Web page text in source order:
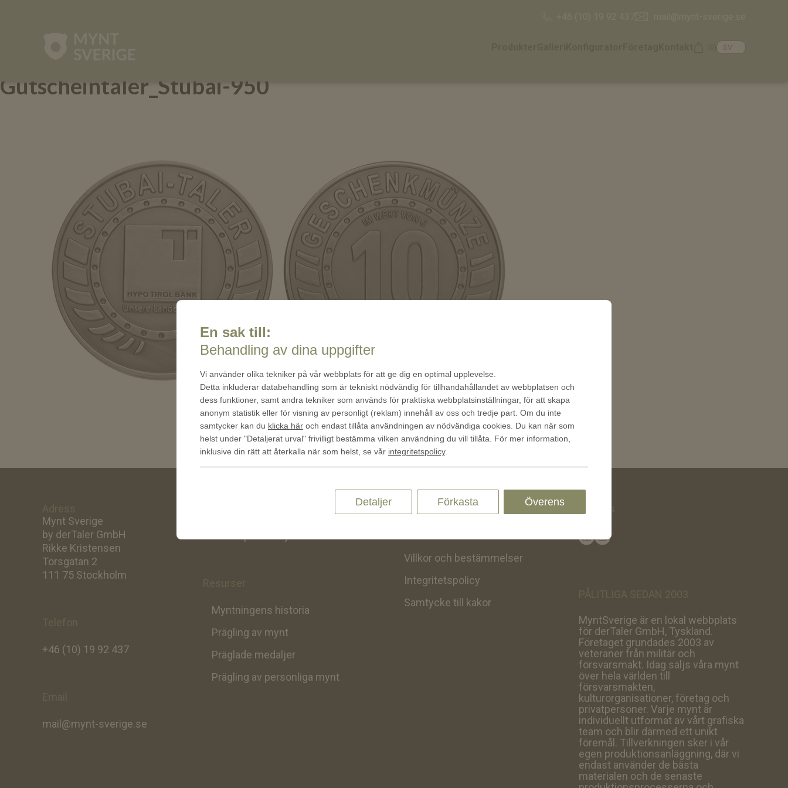
Gutscheintaler_Stubai-950
Mynt Sverige
by derTaler GmbH
Rikke Kristensen
Torsgatan 2
111 75 Stockholm
+46 (10) 19 92 437
mail@mynt-sverige.se
Myntningens historia
Prägling av mynt
Präglade medaljer
Prägling av personliga mynt
Quick Links
Villkor och bestämmelser
Integritetspolicy
Samtycke till kakor
MyntSverige är en lokal webbplats
för derTaler GmbH, Tyskland.
Företaget grundades 2003 av
veteraner från militär och
försvarsmakt. Idag säljs våra mynt
över hela världen till
försvarsmakten,
kulturorganisationer, företag och
privatpersoner. Varje mynt är
individuellt utformat av vårt grafiska
team och blir därmed ett unikt
föremål. Tillverkningen sker i vår
egen produktionsanläggning, där vi
endast använder de bästa
materialen och de senaste
En sak till:
Behandling av dina uppgifter
Vi använder olika tekniker på vår webbplats för att ge dig en optimal upplevelse.
Detta inkluderar databehandling som är tekniskt nödvändig för tillhandahållandet av webbplatsen och
dess funktioner, samt andra tekniker som används för praktiska webbplatsinställningar, för att skapa
anonym statistik eller för visning av personligt (reklam) innehåll av oss och tredje part. Om du inte
samtycker kan du klicka här och endast tillåta användningen av nödvändiga cookies. Du kan när som
helst under "Detaljerat urval" frivilligt bestämma vilken användning du vill tillåta. För mer information,
inklusive din rätt att återkalla när som helst, se vår integritetspolicy.
Överens
Förkasta
Detaljer